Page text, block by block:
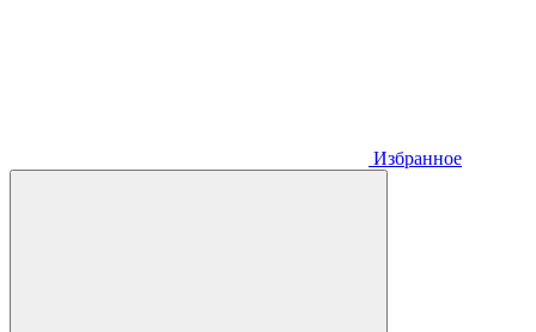
Избранное